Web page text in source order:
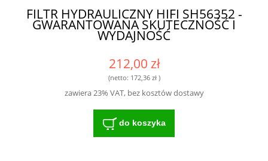
FILTR HYDRAULICZNY HIFI SH56352 -
GWARANTOWANA SKUTECZNOŚĆ I
WYDAJNOŚĆ
212,00 zł
(netto: 172,36 zł)
zawiera 23% VAT, bez kosztów dostawy
do koszyka